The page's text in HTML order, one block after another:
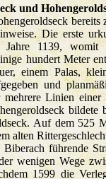
und
Die erste
1139,
hundert Meter
einem Palas,
und
mehrere Linien
Auf dem 525
alten
Biberach führende
wenigen Wege
1599 die